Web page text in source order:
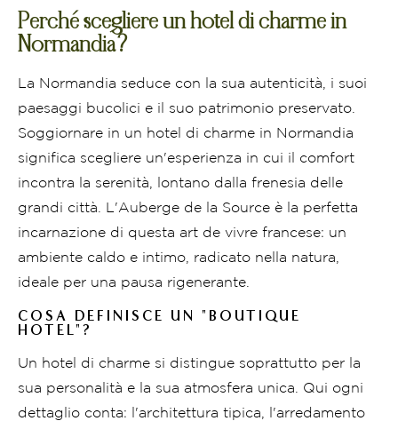
Perché scegliere un hotel di charme in
Normandia?
La Normandia seduce con la sua autenticità, i suoi
paesaggi bucolici e il suo patrimonio preservato.
Soggiornare in un hotel di charme in Normandia
significa scegliere un'esperienza in cui il comfort
incontra la serenità, lontano dalla frenesia delle
grandi città. L'Auberge de la Source è la perfetta
incarnazione di questa art de vivre francese: un
ambiente caldo e intimo, radicato nella natura,
ideale per una pausa rigenerante.
COSA DEFINISCE UN "BOUTIQUE
HOTEL"?
Un hotel di charme si distingue soprattutto per la
sua personalità e la sua atmosfera unica. Qui ogni
dettaglio conta: l'architettura tipica, l'arredamento